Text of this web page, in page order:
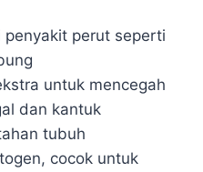
perut seperti
untuk mencegah
dan kantuk
tubuh
cocok untuk